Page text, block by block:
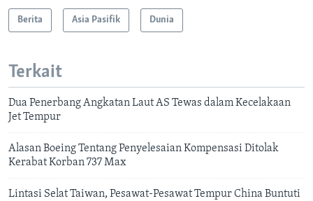
Berita Asia Pasifik Dunia
Terkait
Dua Penerbang Angkatan Laut AS Tewas dalam Kecelakaan
Jet Tempur
Alasan Boeing Tentang Penyelesaian Kompensasi Ditolak
Kerabat Korban 737 Max
Lintasi Selat Taiwan, Pesawat-Pesawat Tempur China Buntuti